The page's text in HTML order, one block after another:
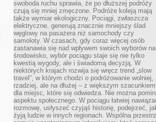
swoboda ruchu sprawia, że po dłuższej podróży
czują się mniej zmęczone. Podróże koleją mają
także wymiar ekologiczny. Pociągi, zwłaszcza
elektryczne, generują znacznie mniejszy ślad
węglowy na pasażera niż samochody czy
samoloty. W czasach, gdy coraz więcej osób
zastanawia się nad wpływem swoich wyborów na
środowisko, wybór pociągu staje się nie tylko
kwestią wygody, ale i świadomą decyzją. W
niektórych krajach rozwija się wręcz trend „slow
travel”, w którym chodzi o podróżowanie wolniej,
rzadziej, ale na dłużej – z większym szacunkiem
dla miejsc, które się odwiedza. Nie można
aspektu społecznego. W pociągu łatwiej
rozmowę, usłyszeć czyjąś historię, podejrzeć,
żyją ludzie w innych regionach. Wspólna